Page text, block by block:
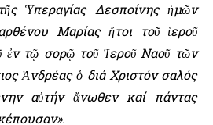
Ὑπεραγίας Δεσποίνης ἡμῶν
Μαρίας ἤτοι τοῦ ἱεροῦ
ἐν τῷ σορῷ τοῦ Ἱεροῦ Ναοῦ τῶν
Ἀνδρέας ὁ διά Χριστόν σαλός
αὐτήν ἄνωθεν καί πάντας
.